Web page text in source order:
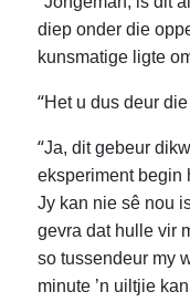
diep onder die
kunsmatige ligte
“Het u dus deur
“Ja, dit gebeur
eksperiment begin
Jy kan nie sê nou
gevra dat hulle vir
so tussendeur my
minute ’n uiltjie